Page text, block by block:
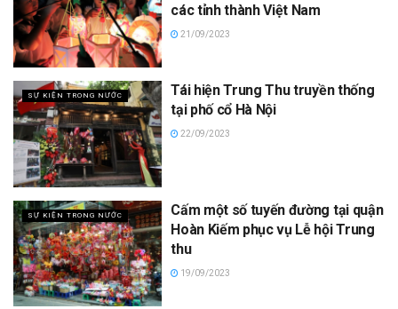
các tỉnh thành Việt Nam
21/09/2023
SỰ KIỆN TRONG NƯỚC
Tái hiện Trung Thu truyền thống
tại phố cổ Hà Nội
22/09/2023
SỰ KIỆN TRONG NƯỚC
Cấm một số tuyến đường tại quận
Hoàn Kiếm phục vụ Lễ hội Trung
thu
19/09/2023